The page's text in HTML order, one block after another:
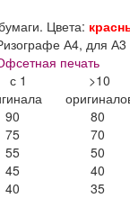
Цвета:
А4, для А3
печать
с 1
>10
90 80
75 70
55 50
45 40
40 35